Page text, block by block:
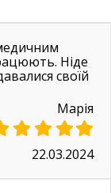
Ніде
своїй
Марія
22.03.2024